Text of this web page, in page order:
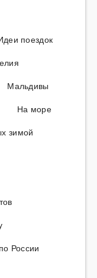
поездок
Мальдивы
На море
зимой
России